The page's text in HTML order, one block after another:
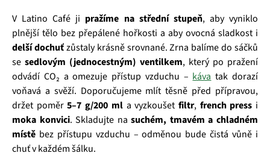
V Latino Café ji pražíme na střední stupeň, aby vyniklo
plnější tělo bez přepálené hořkosti a aby ovocná sladkost i
delší dochuťzůstaly krásně srovnané. Zrna balíme do sáčků
se sedlovým (jednocestným) ventilkem, který po pražení
odvádí CO₂ a omezuje přístup vzduchu – káva tak dorazí
voňavá a svěží. Doporučujeme mlít těsně před přípravou,
držet poměr5–7 g/200 mla vyzkoušet filtr, french press i
moka konvici. Skladujte nasuchém, tmavém a chladném
místě bez přístupu vzduchu – odměnou bude čistá vůně i
chuť v každém šálku.